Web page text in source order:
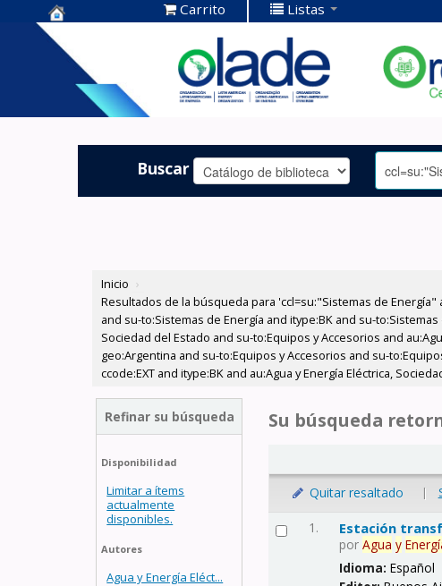
Centro de
Documentación
OLADE -
Carrito Listas
Buscar
Inicio ›
Resultados de la búsqueda para 'ccl=su:"Sistemas de Energía"
and su-to:Sistemas de Energía and itype:BK and su-
Sociedad del Estado and su-to:Equipos y Accesorios and
geo:Argentina and su-to:Equipos y Accesorios and su-
ccode:EXT and itype:BK and au:Agua y Energía Eléctrica,
Refinar su búsqueda
Disponibilidad
Limitar a ítems
actualmente
disponibles.
Autores
Agua y Energía Eléct...
Su búsqueda
Quitar resaltado |
1. Estación
porAgua y
Idioma:Español